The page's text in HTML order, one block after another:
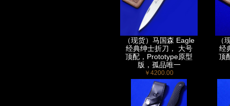
（现货）马国森 Eagle
经典绅士折刀， 大号
顶配，Prototype原型
版，孤品唯一
￥4200.00
（
经
顶